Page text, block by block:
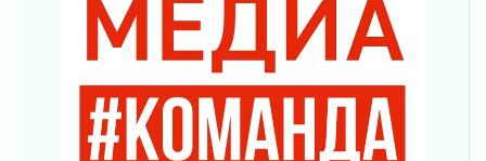
Вниманию автомобилистов!
04 августа 2026
Память, сталь и музыка
04 августа 2026
Регион готовится к выборам
04 августа 2026